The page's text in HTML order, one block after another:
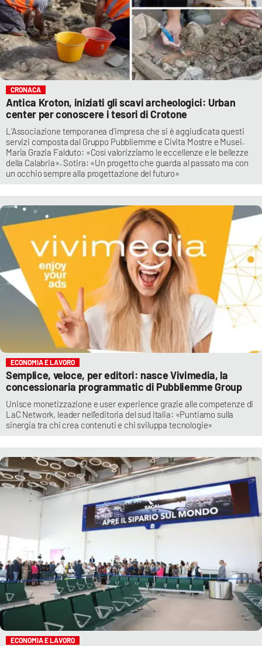
CRONACA
Antica Kroton, iniziati gli scavi archeologici: Urban
center per conoscere i tesori di Crotone
L’Associazione temporanea d’impresa che si è aggiudicata questi
servizi composta dal Gruppo Pubbliemme e Civita Mostre e Musei.
Maria Grazia Falduto: «Così valorizziamo le eccellenze e le bellezze
della Calabria». Sotira: «Un progetto che guarda al passato ma con
un occhio sempre alla progettazione del futuro»
ECONOMIA E LAVORO
Semplice, veloce, per editori: nasce Vivimedia, la
concessionaria programmatic di Pubbliemme Group
Unisce monetizzazione e user experience grazie alle competenze di
LaC Network, leader nell'editoria del sud Italia: «Puntiamo sulla
sinergia tra chi crea contenuti e chi sviluppa tecnologie»
ECONOMIA E LAVORO